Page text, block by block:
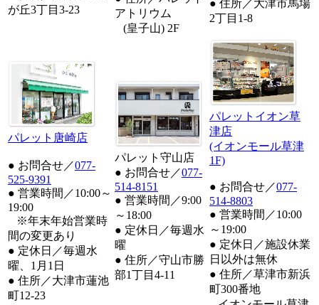
が丘3丁目3-23
アトリウム
(皇子山) 2F
● 住所／大津市馬場
2丁目1-8
パレット唐崎店
● お問合せ／077-
525-9391
● 営業時間／10:00～
19:00
※年末年始営業時
間の変更あり
● 定休日／毎週水
曜、1月1日
● 住所／大津市蓮池
町12-23
パレット守山店
● お問合せ／077-
514-8151
● 営業時間／9:00
～18:00
● 定休日／毎週水
曜
● 住所／守山市勝
部1丁目4-11
パレットイオン草
津店
(イオンモール草津
1F)
● お問合せ／077-
514-8803
● 営業時間／10:00
～19:00
● 定休日／施設休業
日以外は無休
● 住所／草津市新浜
町300番地